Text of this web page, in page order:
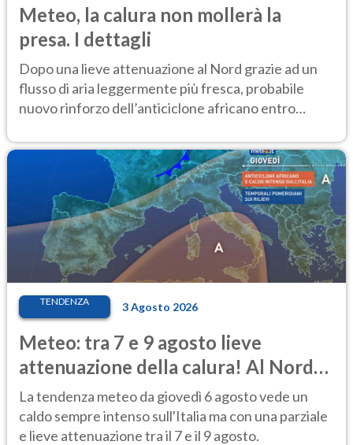
Meteo, la calura non mollerà la
presa. I dettagli
Dopo una lieve attenuazione al Nord grazie ad un
flusso di aria leggermente più fresca, probabile
nuovo rinforzo dell’anticiclone africano entro
TENDENZA 3 Agosto 2026
Meteo: tra 7 e 9 agosto lieve
attenuazione della calura! Al Nord
rischio temporali
La tendenza meteo da giovedì 6 agosto vede un
caldo sempre intenso sull'Italia ma con una parziale
e lieve attenuazione tra il 7 e il 9 agosto.